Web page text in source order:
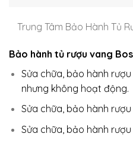
Trung Tâm Bảo Hành Tủ
Bảo hành tủ rượu vang
Sửa chữa, bảo hành
nhưng không hoạt động.
Sửa chữa, bảo hành
Sửa chữa, bảo hành